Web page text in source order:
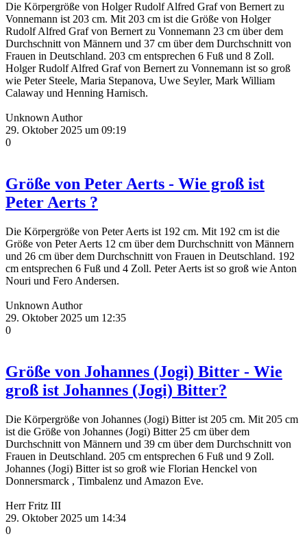
Die Körpergröße von Holger Rudolf Alfred Graf von Bernert zu
Vonnemann ist 203 cm. Mit 203 cm ist die Größe von Holger
Rudolf Alfred Graf von Bernert zu Vonnemann 23 cm über dem
Durchschnitt von Männern und 37 cm über dem Durchschnitt von
Frauen in Deutschland. 203 cm entsprechen 6 Fuß und 8 Zoll.
Holger Rudolf Alfred Graf von Bernert zu Vonnemann ist so groß
wie Peter Steele, Maria Stepanova, Uwe Seyler, Mark William
Calaway und Henning Harnisch.
Unknown Author
29. Oktober 2025 um 09:19
0
Größe von Peter Aerts - Wie groß ist
Peter Aerts ?
Die Körpergröße von Peter Aerts ist 192 cm. Mit 192 cm ist die
Größe von Peter Aerts 12 cm über dem Durchschnitt von Männern
und 26 cm über dem Durchschnitt von Frauen in Deutschland. 192
cm entsprechen 6 Fuß und 4 Zoll. Peter Aerts ist so groß wie Anton
Nouri und Fero Andersen.
Unknown Author
29. Oktober 2025 um 12:35
0
Größe von Johannes (Jogi) Bitter - Wie
groß ist Johannes (Jogi) Bitter?
Die Körpergröße von Johannes (Jogi) Bitter ist 205 cm. Mit 205 cm
ist die Größe von Johannes (Jogi) Bitter 25 cm über dem
Durchschnitt von Männern und 39 cm über dem Durchschnitt von
Frauen in Deutschland. 205 cm entsprechen 6 Fuß und 9 Zoll.
Johannes (Jogi) Bitter ist so groß wie Florian Henckel von
Donnersmarck , Timbalenz und Amazon Eve.
Herr Fritz III
29. Oktober 2025 um 14:34
0